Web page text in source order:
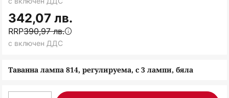
на
галерия
със
снимки
Таванна лампа 814, регулируема, с 3 лампи, бяла
342,07 лв.
RRP390,97 лв.
с включен ДДС